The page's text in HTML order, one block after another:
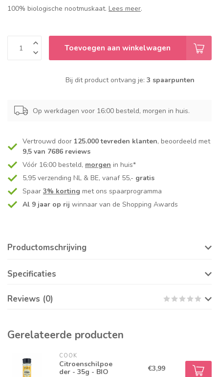
100% biologische nootmuskaat. Lees meer.
Toevoegen aan winkelwagen
Bij dit product ontvang je: 3 spaarpunten
Op werkdagen voor 16:00 besteld, morgen in huis.
Vertrouwd door 125.000 tevreden klanten, beoordeeld met
9,5 van 7686 reviews
Vóór 16:00 besteld, morgen in huis*
5,95 verzending NL & BE, vanaf 55,- gratis
Spaar 3% korting met ons spaarprogramma
Al 9 jaar op rij winnaar van de Shopping Awards
Productomschrijving
Specificaties
Reviews (0)
Gerelateerde producten
COOK
Citroenschilpoe
der - 35g - BIO
€3,99